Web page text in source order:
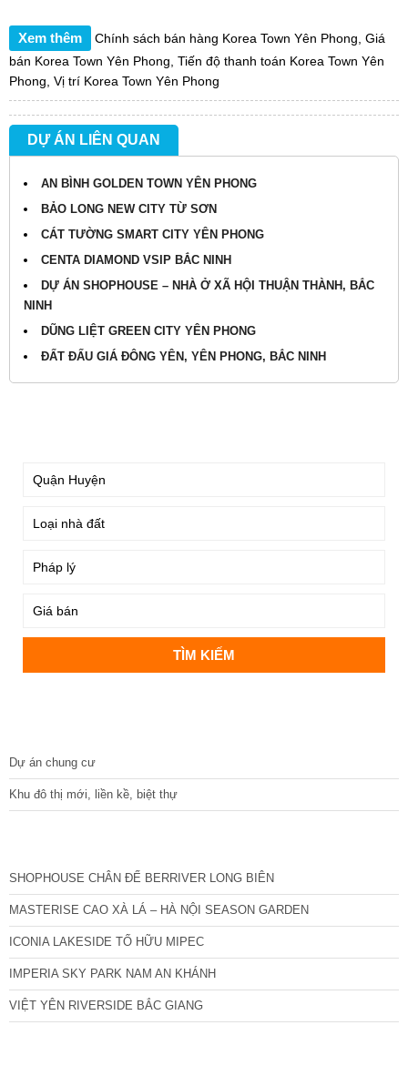
Xem thêm Chính sách bán hàng Korea Town Yên Phong Giá
bán Korea Town Yên Phong Tiến độ thanh toán Korea Town Yên
Phong Vị trí Korea Town Yên Phong
DỰ ÁN LIÊN QUAN
AN BÌNH GOLDEN TOWN YÊN PHONG
BẢO LONG NEW CITY TỪ SƠN
CÁT TƯỜNG SMART CITY YÊN PHONG
CENTA DIAMOND VSIP BẮC NINH
DỰ ÁN SHOPHOUSE – NHÀ Ở XÃ HỘI THUẬN THÀNH, BẮC
NINH
DŨNG LIỆT GREEN CITY YÊN PHONG
ĐẤT ĐẤU GIÁ ĐÔNG YÊN, YÊN PHONG, BẮC NINH
Dự án chung cư
Khu đô thị mới, liền kề, biệt thự
SHOPHOUSE CHÂN ĐẾ BERRIVER LONG BIÊN
MASTERISE CAO XÀ LÁ – HÀ NỘI SEASON GARDEN
ICONIA LAKESIDE TỐ HỮU MIPEC
IMPERIA SKY PARK NAM AN KHÁNH
VIỆT YÊN RIVERSIDE BẮC GIANG